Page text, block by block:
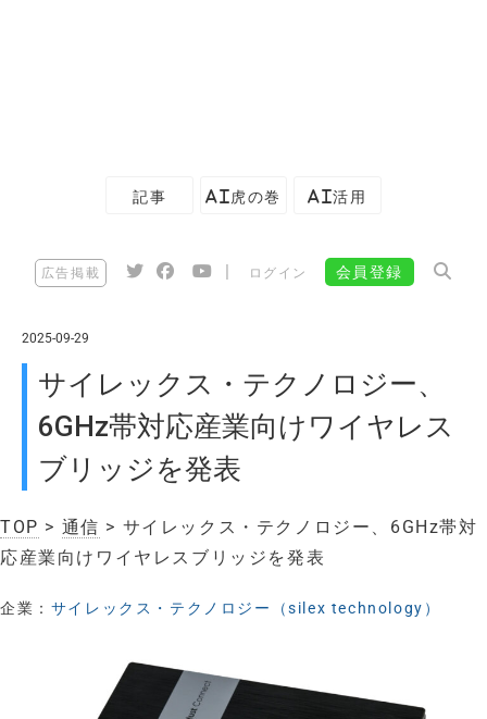
記事 AI虎の巻 AI活用
広告掲載 ログイン 会員登録
2025-09-29
サイレックス・テクノロジー、
6GHz帯対応産業向けワイヤレス
ブリッジを発表
TOP > 通信 > サイレックス・テクノロジー、6GHz帯対
応産業向けワイヤレスブリッジを発表
企業： サイレックス・テクノロジー（silex technology）